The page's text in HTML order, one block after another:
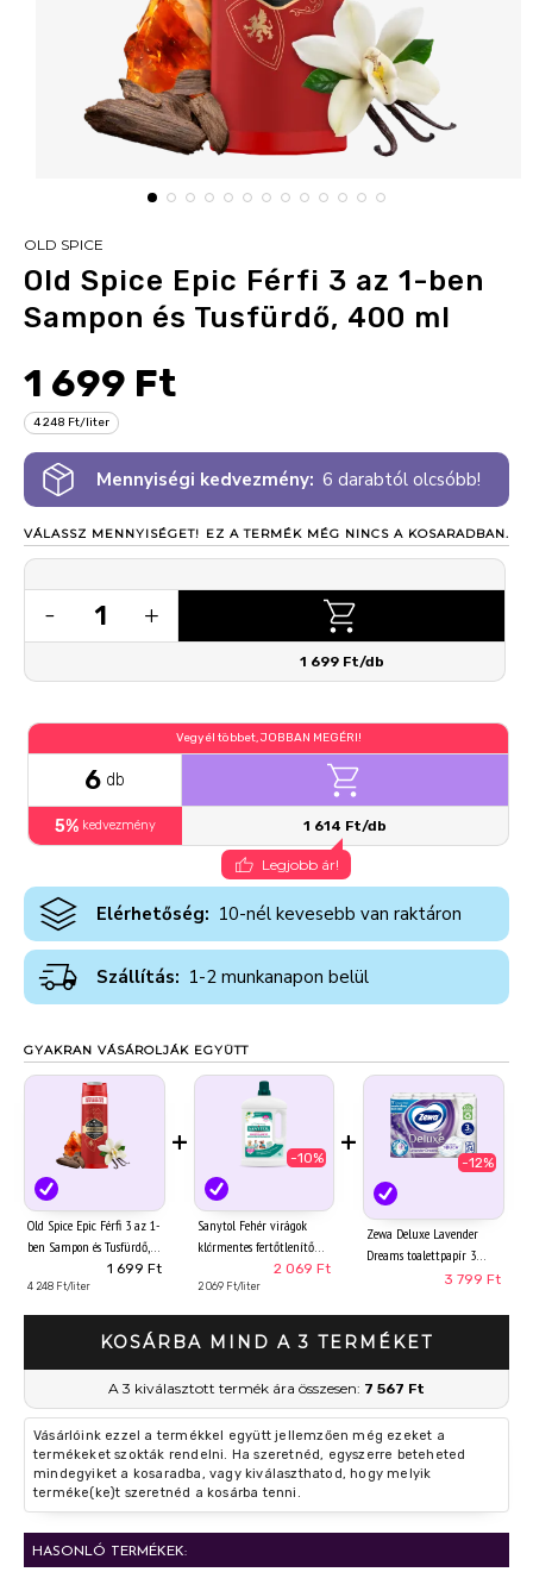
OLD SPICE
Old Spice Epic Férfi 3 az 1-ben
Sampon és Tusfürdő, 400 ml
1 699 Ft
4 248 Ft/liter
Mennyiségi kedvezmény: 6 darabtól olcsóbb!
VÁLASSZ MENNYISÉGET! EZ A TERMÉK MÉG NINCS A KOSARADBAN.
- 1 +
1 699 Ft/db
Vegyél többet, JOBBAN MEGÉRI!
6 db
5% kedvezmény 1 614 Ft/db
Legjobb ár!
Elérhetőség: 10-nél kevesebb van raktáron
Szállítás: 1-2 munkanapon belül
GYAKRAN VÁSÁROLJÁK EGYÜTT
Old Spice Epic Férfi 3 az 1-
ben Sampon és Tusfürdő,
1 699 Ft
4 248 Ft/liter
+
-10%
Sanytol Fehér virágok
klórmentes fertőtlenítő
mosószeradalék 1 l2 069 Ft
2 069 Ft/liter
+
-12%
Zewa Deluxe Lavender
Dreams toalettpapír 3
rétegű 24 tekercs3 799 Ft
KOSÁRBA MIND A 3 TERMÉKET
A 3 kiválasztott termék ára összesen: 7 567 Ft
Vásárlóink ezzel a termékkel együtt jellemzően még ezeket a
termékeket szokták rendelni. Ha szeretnéd, egyszerre beteheted
mindegyiket a kosaradba, vagy kiválaszthatod, hogy melyik
terméke(ke)t szeretnéd a kosárba tenni.
HASONLÓ TERMÉKEK: